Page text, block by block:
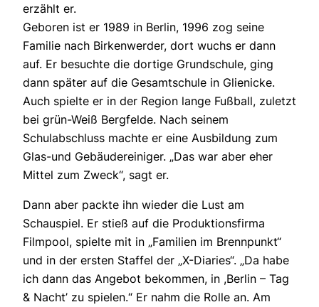
erzählt er.
Geboren ist er 1989 in Berlin, 1996 zog seine
Familie nach Birkenwerder, dort wuchs er dann
auf. Er besuchte die dortige Grundschule, ging
dann später auf die Gesamtschule in Glienicke.
Auch spielte er in der Region lange Fußball, zuletzt
bei grün-Weiß Bergfelde. Nach seinem
Schulabschluss machte er eine Ausbildung zum
Glas-und Gebäudereiniger. „Das war aber eher
Mittel zum Zweck“, sagt er.
Dann aber packte ihn wieder die Lust am
Schauspiel. Er stieß auf die Produktionsfirma
Filmpool, spielte mit in „Familien im Brennpunkt“
und in der ersten Staffel der „X-Diaries“. „Da habe
ich dann das Angebot bekommen, in ,Berlin – Tag
& Nacht’ zu spielen.“ Er nahm die Rolle an. Am